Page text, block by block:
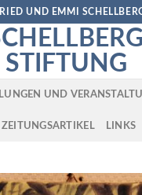
UND EMMI
STIFTUNG
UND
ZEITUNGSARTIKEL LINKS